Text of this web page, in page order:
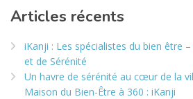
Articles récents
iKanji : Les spécialistes du bien être
et de Sérénité
Un havre de sérénité au cœur de la
Maison du Bien-Être à 360 : iKanji